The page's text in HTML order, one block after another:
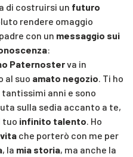
di costruirsi un futuro
rendere omaggio
con un messaggio sui
:
Paternosterva in
al suo amato negozio . Ti ho
anni e sono
sulla sedia accanto a te,
tuo infinito talento . Ho
che porterò con me per
, la mia storia, ma anche la